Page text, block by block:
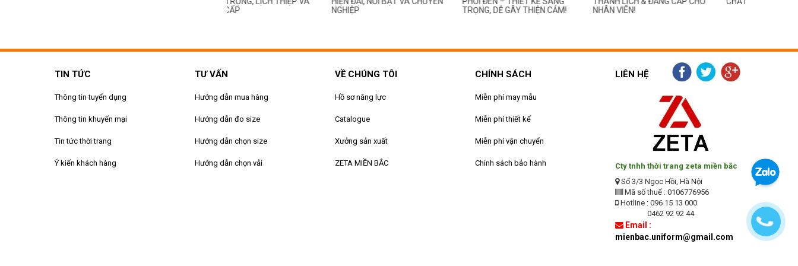
NGHIỆP
TRỌNG, DỄ GÂY THIỆN CẢM!
NHÂN VIÊN!
TIN TỨC
Thông tin tuyển dụng
Thông tin khuyến mại
Tin tức thời trang
Ý kiến khách hàng
TƯ VẤN
Hướng dẫn mua hàng
Hướng dẫn đo size
Hướng dẫn chọn size
Hướng dẫn chọn vải
VỀ CHÚNG TÔI
Hồ sơ năng lực
Catalogue
Xưởng sản xuất
ZETA MIỀN BẮC
CHÍNH SÁCH
Miễn phí may mẫu
Miễn phí thiết kế
Miễn phí vận chuyển
Chính sách bảo hành
LIÊN HỆ
Cty tnhh thời trang zeta miền bắc
Số 3/3 Ngọc Hồi, Hà Nội
Mã số thuế : 0106776956
Hotline : 096 15 13 000
0462 92 92 44
Email :
mienbac.uniform@gmail.com